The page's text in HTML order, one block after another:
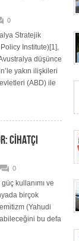
0
Stratejik
Institute)[1],
düşünce
yakın ilişkileri
(ABD) ile
CİHATÇI
0
kullanımı ve
birçok
(Yahudi
bu defa